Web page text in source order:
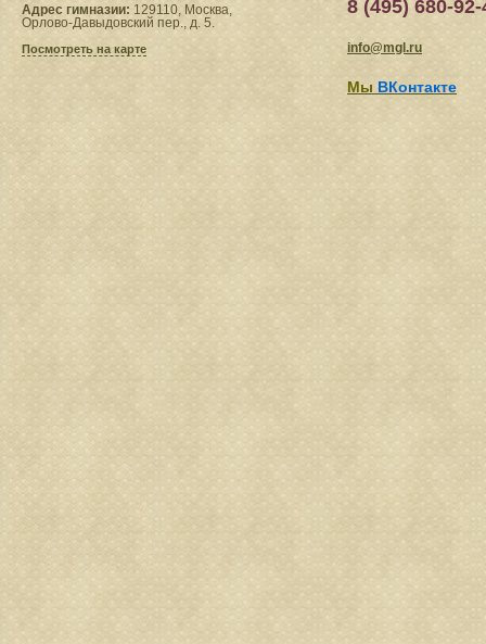
Адрес гимназии: 129110, Москва,
Орлово-Давыдовский пер., д. 5.
Посмотреть на карте
8 (495) 680-92-
info@mgl.ru
Мы ВКонтакте